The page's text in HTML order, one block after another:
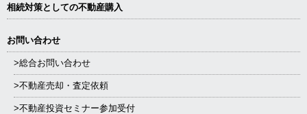
相続対策としての不動産購入
お問い合わせ
>総合お問い合わせ
>不動産売却・査定依頼
>不動産投資セミナー参加受付